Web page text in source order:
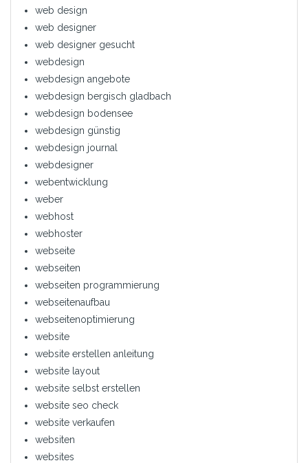
web design
web designer
web designer gesucht
webdesign
webdesign angebote
webdesign bergisch gladbach
webdesign bodensee
webdesign günstig
webdesign journal
webdesigner
webentwicklung
weber
webhost
webhoster
webseite
webseiten
webseiten programmierung
webseitenaufbau
webseitenoptimierung
website
website erstellen anleitung
website layout
website selbst erstellen
website seo check
website verkaufen
websiten
websites